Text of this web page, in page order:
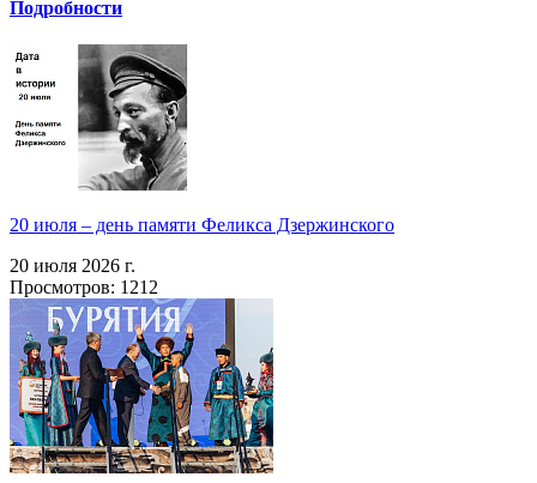
Подробности
20 июля – день памяти Феликса Дзержинского
20 июля 2026 г.
Просмотров: 1212